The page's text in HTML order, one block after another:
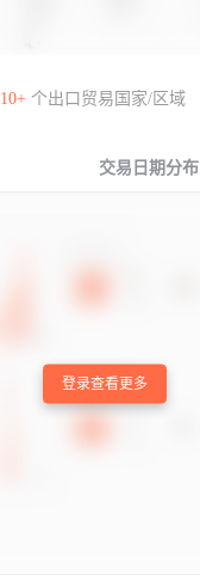
10+个出口贸易国家/区域
交易日期分布
登录查看更多